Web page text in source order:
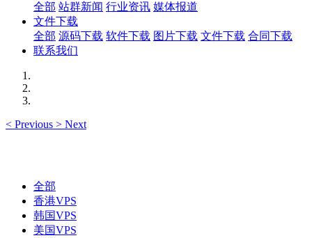
全部 站群新闻 行业资讯 媒体报道
文件下载
全部 源码下载 软件下载 图片下载 文件下载 合同下载
联系我们
< Previous > Next
全部
香港VPS
韩国VPS
美国VPS